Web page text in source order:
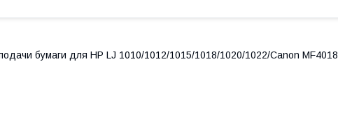
бумаги для HP LJ 1010/1012/1015/1018/1020/1022/Canon MF4018